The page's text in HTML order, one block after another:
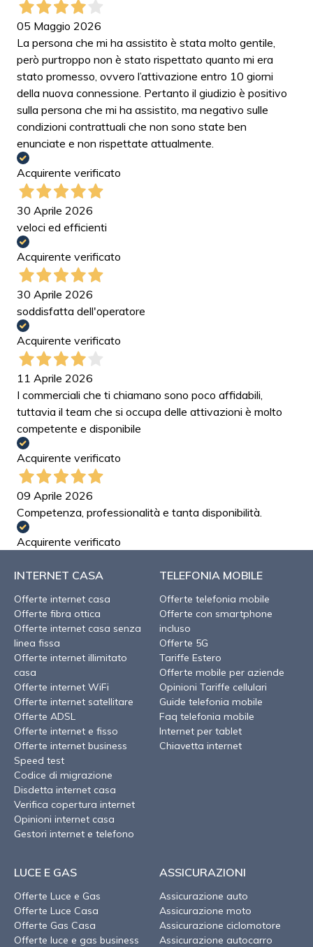
05 Maggio 2026
La persona che mi ha assistito è stata molto gentile,
però purtroppo non è stato rispettato quanto mi era
stato promesso, ovvero l’attivazione entro 10 giorni
della nuova connessione. Pertanto il giudizio è positivo
sulla persona che mi ha assistito, ma negativo sulle
condizioni contrattuali che non sono state ben
enunciate e non rispettate attualmente.
Acquirente verificato
30 Aprile 2026
veloci ed efficienti
Acquirente verificato
30 Aprile 2026
soddisfatta dell'operatore
Acquirente verificato
11 Aprile 2026
I commerciali che ti chiamano sono poco affidabili,
tuttavia il team che si occupa delle attivazioni è molto
competente e disponibile
Acquirente verificato
09 Aprile 2026
Competenza, professionalità e tanta disponibilità.
Acquirente verificato
INTERNET CASA
Offerte internet casa
Offerte fibra ottica
Offerte internet casa senza
linea fissa
Offerte internet illimitato
casa
Offerte internet WiFi
Offerte internet satellitare
Offerte ADSL
Offerte internet e fisso
Offerte internet business
Speed test
Codice di migrazione
Disdetta internet casa
Verifica copertura internet
Opinioni internet casa
Gestori internet e telefono
TELEFONIA MOBILE
Offerte telefonia mobile
Offerte con smartphone
incluso
Offerte 5G
Tariffe Estero
Offerte mobile per aziende
Opinioni Tariffe cellulari
Guide telefonia mobile
Faq telefonia mobile
Internet per tablet
Chiavetta internet
LUCE E GAS
Offerte Luce e Gas
Offerte Luce Casa
Offerte Gas Casa
Offerte luce e gas business
ASSICURAZIONI
Assicurazione auto
Assicurazione moto
Assicurazione ciclomotore
Assicurazione autocarro